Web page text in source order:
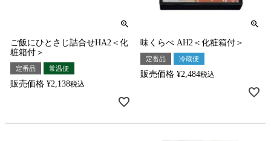
ご飯にひとさじ詰合せHA2＜化
粧箱付＞
定番品 常温便
販売価格 ¥2,138税込
味くらべ AH2＜化粧箱付＞
定番品 冷蔵便
販売価格 ¥2,484税込